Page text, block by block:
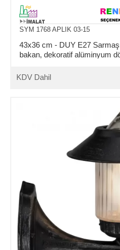
SYM 1768 APLIK 03-15
43x36 cm - DUY E27
bakan, dekoratif alüminyum
KDV Dahil